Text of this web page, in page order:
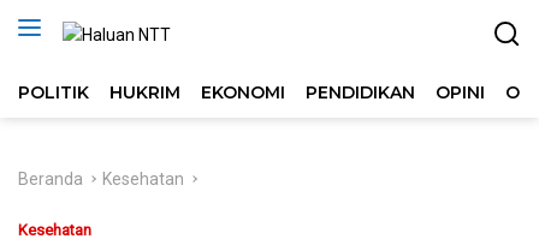
POLITIK HUKRIM EKONOMI PENDIDIKAN OPINI
Beranda Kesehatan
Kesehatan